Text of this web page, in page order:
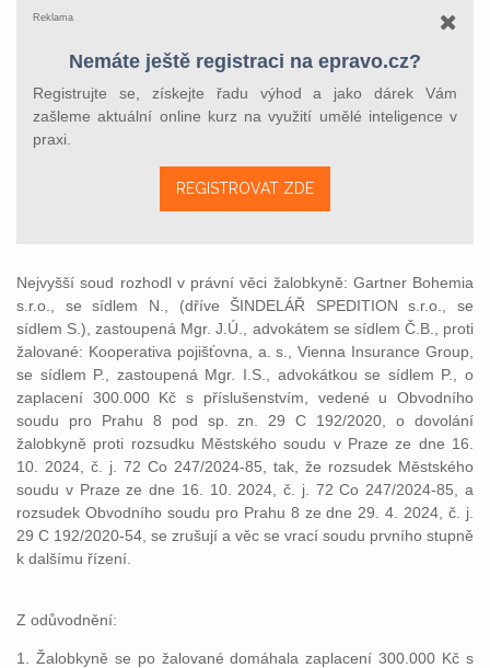
Reklama
Nemáte ještě registraci na epravo.cz?
Registrujte se, získejte řadu výhod a jako dárek Vám
zašleme aktuální online kurz na využití umělé inteligence v
praxi.
REGISTROVAT ZDE
Nejvyšší soud rozhodl v právní věci žalobkyně: Gartner Bohemia
s.r.o., se sídlem N., (dříve ŠINDELÁŘ SPEDITION s.r.o., se
sídlem S.), zastoupená Mgr. J.Ú., advokátem se sídlem Č.B., proti
žalované: Kooperativa pojišťovna, a. s., Vienna Insurance Group,
se sídlem P., zastoupená Mgr. I.S., advokátkou se sídlem P., o
zaplacení 300.000 Kč s příslušenstvím, vedené u Obvodního
soudu pro Prahu 8 pod sp. zn. 29 C 192/2020, o dovolání
žalobkyně proti rozsudku Městského soudu v Praze ze dne 16.
10. 2024, č. j. 72 Co 247/2024-85, tak, že rozsudek Městského
soudu v Praze ze dne 16. 10. 2024, č. j. 72 Co 247/2024-85, a
rozsudek Obvodního soudu pro Prahu 8 ze dne 29. 4. 2024, č. j.
29 C 192/2020-54, se zrušují a věc se vrací soudu prvního stupně
k dalšímu řízení.
Z odůvodnění:
1. Žalobkyně se po žalované domáhala zaplacení 300.000 Kč s